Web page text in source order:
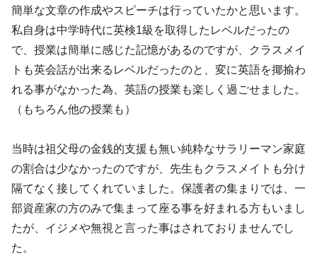
簡単な文章の作成やスピーチは行っていたかと思います。
私自身は中学時代に英検1級を取得したレベルだったの
で、授業は簡単に感じた記憶があるのですが、クラスメイ
トも英会話が出来るレベルだったのと、変に英語を揶揄わ
れる事がなかった為、英語の授業も楽しく過ごせました。
（もちろん他の授業も）
当時は祖父母の金銭的支援も無い純粋なサラリーマン家庭
の割合は少なかったのですが、先生もクラスメイトも分け
隔てなく接してくれていました。保護者の集まりでは、一
部資産家の方のみで集まって座る事を好まれる方もいまし
たが、イジメや無視と言った事はされておりませんでし
た。